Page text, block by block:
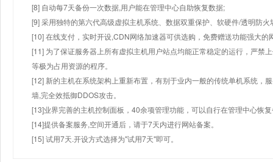
[8] 自动每7天备份一次数据,用户能在管理中心自助恢复数据;
[9] 采用独特的第六代高级虚拟主机系统、数据双重保护、软硬件/透明防火
[10] 在线支付，实时开设,CDN网络加速器可供选购，免费赠送功能强大
[11] 为了保证服务器上所有虚拟主机用户站点均能正常稳定的运行，严禁
等极为占用资源的程序。
[12] 新的主机在系统架构上重新布置，有别于业内一般的传统单机系统，
墙,完全效抵御DDOS攻击。
[13]业界完善的主机控制面板，40余项管理功能，可以自行在管理中心恢
[14]提供备案服务,空间开通后，请于7天内进行网站备案。
[15] 试用7天.开设方式选择为"试用7天"即可。